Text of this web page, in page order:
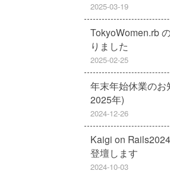
2025-03-19
TokyoWomen.rb
りました
2025-02-25
年末年始休業のお
2025年)
2024-12-26
Kaigi on
登壇します
2024-10-03